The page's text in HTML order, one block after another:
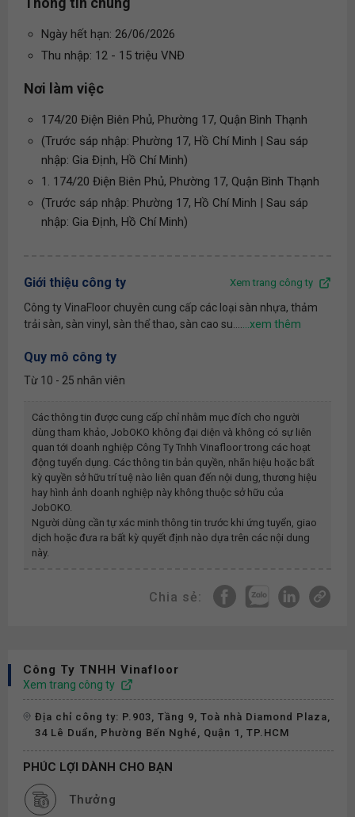
Ngày hết hạn: 26/06/2026
Thu nhập: 12 - 15 triệu VNĐ
Nơi làm việc
174/20 Điện Biên Phủ, Phường 17, Quận Bình Thạnh
(Trước sáp nhập: Phường 17, Hồ Chí Minh | Sau sáp
nhập: Gia Định, Hồ Chí Minh)
1. 174/20 Điện Biên Phủ, Phường 17, Quận Bình Thạnh
(Trước sáp nhập: Phường 17, Hồ Chí Minh | Sau sáp
nhập: Gia Định, Hồ Chí Minh)
Giới thiệu công ty Xem trang công ty
Công ty VinaFloor chuyên cung cấp các loại sàn nhựa, thảm
trải sàn, sàn vinyl, sàn thể thao, sàn cao su....
Quy mô công ty
Từ 10 - 25 nhân viên
Các thông tin được cung cấp chỉ nhằm mục đích cho người
dùng tham khảo, JobOKO không đại diện và không có sự liên
quan tới doanh nghiệp Công Ty Tnhh Vinafloortrong các hoạt
động tuyển dụng. Các thông tin bản quyền, nhãn hiệu hoặc bất
kỳ quyền sở hữu trí tuệ nào liên quan đến nội dung, thương hiệu
hay hình ảnh doanh nghiệp này không thuộc sở hữu của
JobOKO.
Người dùng cần tự xác minh thông tin trước khi ứng tuyển, giao
dịch hoặc đưa ra bất kỳ quyết định nào dựa trên các nội dung
này.
Chia sẻ:
Công Ty TNHH Vinafloor
Xem trang công ty
Địa chỉ công ty: P.903, Tầng 9, Toà nhà Diamond Plaza,
34 Lê Duẩn, Phường Bến Nghé, Quận 1, TP.HCM
PHÚC LỢI DÀNH CHO BẠN
Thưởng